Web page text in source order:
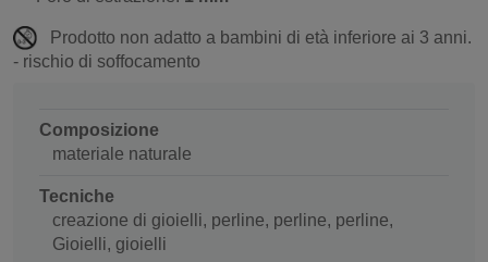
Prodotto non adatto a bambini di età inferiore ai 3 anni.
- rischio di soffocamento
Composizione
materiale naturale
Tecniche
creazione di gioielli, perline, perline, perline,
Gioielli, gioielli